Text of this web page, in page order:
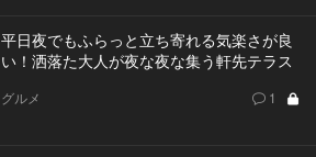
平日夜でもふらっと立ち寄れる気楽さが良
い！洒落た大人が夜な夜な集う軒先テラス
グルメ 1